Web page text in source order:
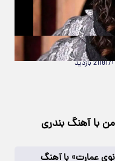
00:00:20
211817 بازدید
با آهنگ بندری